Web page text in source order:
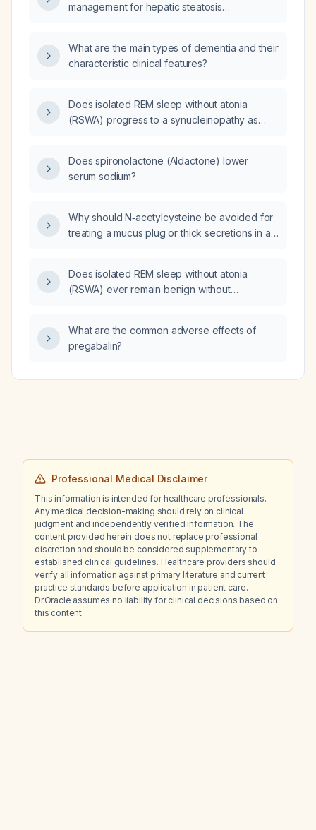
management for hepatic steatosis
What are the main types of dementia and their
characteristic clinical features?
Does isolated REM sleep without atonia
(RSWA) progress to a synucleinopathy as
Does spironolactone (Aldactone) lower
serum sodium?
Why should N‑acetylcysteine be avoided for
treating a mucus plug or thick secretions in a
Does isolated REM sleep without atonia
(RSWA) ever remain benign without
What are the common adverse effects of
pregabalin?
Professional Medical Disclaimer
This information is intended for healthcare professionals.
Any medical decision-making should rely on clinical
judgment and independently verified information. The
content provided herein does not replace professional
discretion and should be considered supplementary to
established clinical guidelines. Healthcare providers should
verify all information against primary literature and current
practice standards before application in patient care.
Dr.Oracle assumes no liability for clinical decisions based on
this content.